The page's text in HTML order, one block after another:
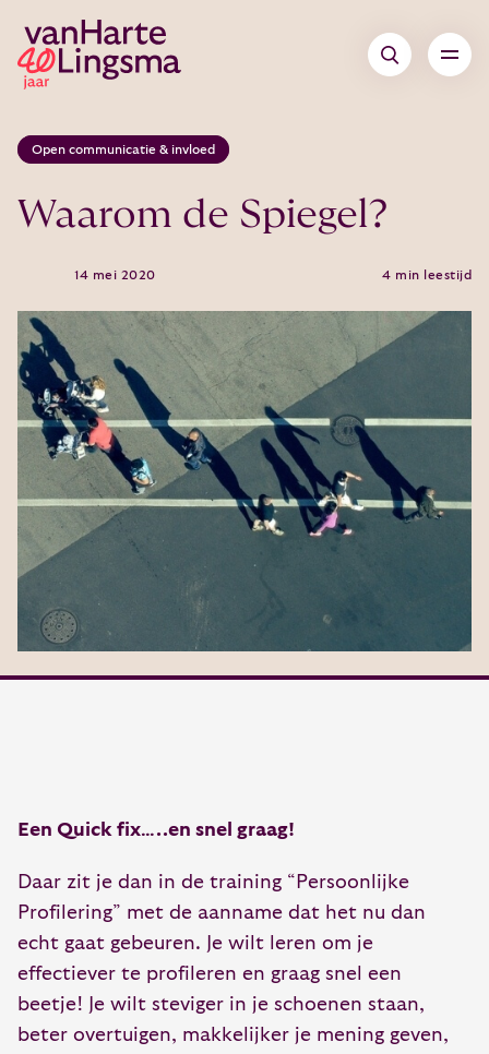
Open communicatie & invloed
Waarom de Spiegel?
14 mei 2020 4 min leestijd
Een Quick fix…..en snel graag!
Daar zit je dan in de training “Persoonlijke
Profilering” met de aanname dat het nu dan
echt gaat gebeuren. Je wilt leren om je
effectiever te profileren en graag snel een
beetje! Je wilt steviger in je schoenen staan,
beter overtuigen, makkelijker je mening geven,